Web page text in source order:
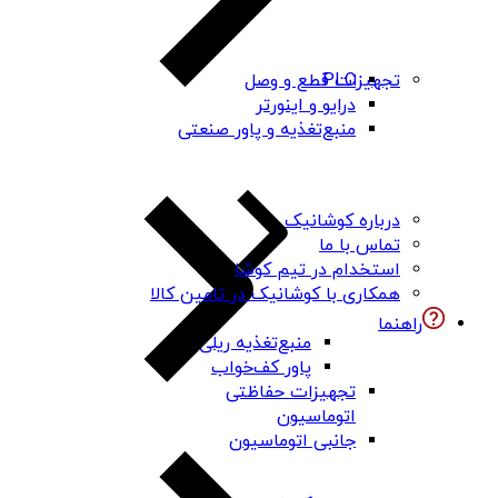
PLC
درایو و اینورتر
منبع‌تغذیه و پاور صنعتی
منبع‌تغذیه ریلی
پاور کف‌خواب
تجهیزات حفاظتی
اتوماسیون
جانبی اتوماسیون
تجهیزات قطع و وصل
درباره کوشانیک
تماس با ما
استخدام در تیم کوشا
همکاری با کوشانیک در تامین کالا
راهنما